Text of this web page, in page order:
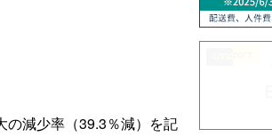
の減少率（39.3％減）を記